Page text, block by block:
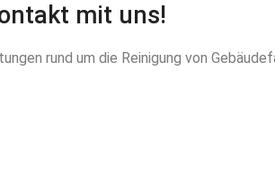
mit uns!
rund um die Reinigung von